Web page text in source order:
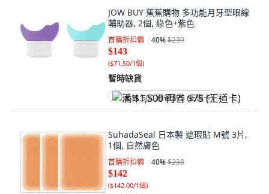
JOW BUY 蕉蕉購物 多功能月牙型眼線
輔助器, 2個, 綠色+紫色
首購折扣價 40%$239
$143
($71.50/1個)
暫時缺貨
满 $1,500 再省 $75 (王道卡)
SuhadaSeal 日本製 遮瑕貼 M號 3片,
1個, 自然膚色
首購折扣價 40%$238
$142
($142.00/1個)